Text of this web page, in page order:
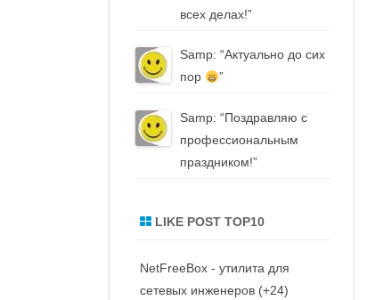
всех делах!”
Samp: “Актуально до сих
пор
”
Samp: “Поздравляю с
профессиональным
праздником!”
LIKE POST TOP10
NetFreeBox - утилита для
сетевых инженеров +24